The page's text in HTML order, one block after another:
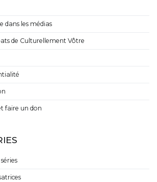
dans les médias
de Culturellement Vôtre
faire un don